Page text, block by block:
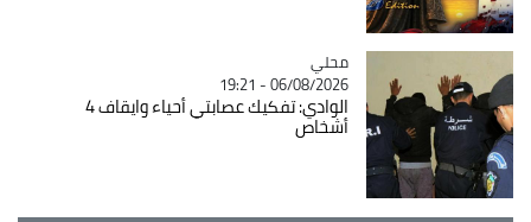
Catégorie
محلي
06/08/2026 - 19:21
الوادي: تفكيك عصابتي أحياء وايقاف 4
أشخاص